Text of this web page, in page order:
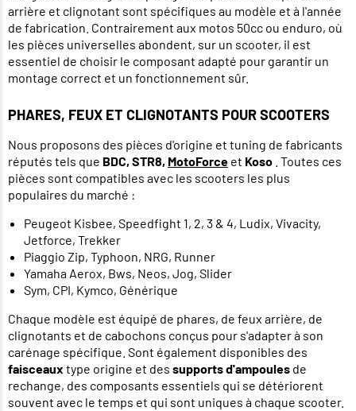
arrière et clignotant sont spécifiques au modèle et à l'année
de fabrication. Contrairement aux motos 50cc ou enduro, où
les pièces universelles abondent, sur un scooter, il est
essentiel de choisir le composant adapté pour garantir un
montage correct et un fonctionnement sûr.
PHARES, FEUX ET CLIGNOTANTS POUR SCOOTERS
Nous proposons des pièces d'origine et tuning de fabricants
réputés tels que BDC, STR8, MotoForce et Koso . Toutes ces
pièces sont compatibles avec les scooters les plus
populaires du marché :
Peugeot Kisbee, Speedfight 1, 2, 3 & 4, Ludix, Vivacity,
Jetforce, Trekker
Piaggio Zip, Typhoon, NRG, Runner
Yamaha Aerox, Bws, Neos, Jog, Slider
Sym, CPI, Kymco, Générique
Chaque modèle est équipé de phares, de feux arrière, de
clignotants et de cabochons conçus pour s'adapter à son
carénage spécifique. Sont également disponibles des
faisceaux type origine et des supports d'ampoules de
rechange, des composants essentiels qui se détériorent
souvent avec le temps et qui sont uniques à chaque scooter.